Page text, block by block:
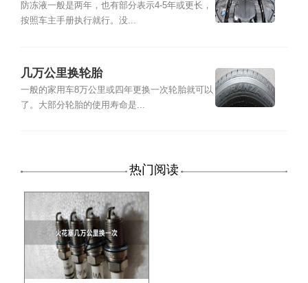
防冻液一般是两年，也有部分表示4-5年或更长，
按照车主手册执行就行。没...
几万公里换轮胎
一般的家用车8万公里或四年更换一次轮胎就可以
了。大部分轮胎的使用寿命是...
热门阅读